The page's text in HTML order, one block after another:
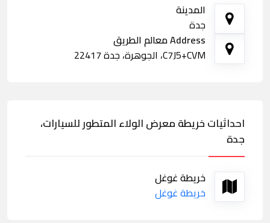
المدينة
جدة
Address معالم الطريق
C7J5+CVM، الجوهرة، جدة 22417
احداثيات خريطة معرض الولاء المتطور للسيارات،
جدة
خريطة غوغل
خريطة غوغل